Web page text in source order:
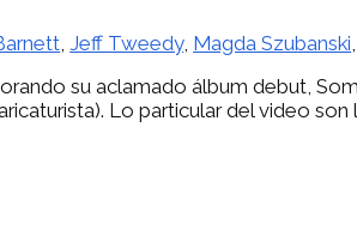
,Jeff Tweedy, Magda Szubanski
su aclamado álbum debut,
Lo particular del video son